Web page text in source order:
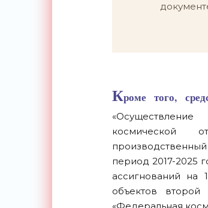
Кроме того,
космической
период 2017-2025
ассигнований на
объектов